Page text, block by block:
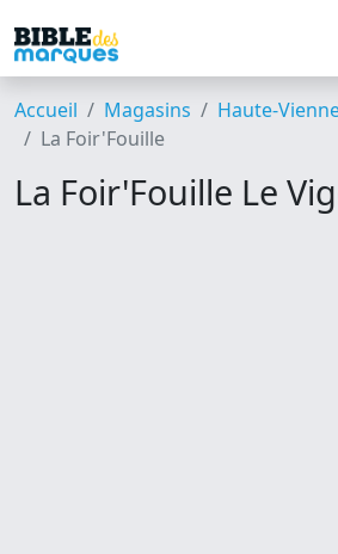
Accueil Magasins Haute-
La Foir'Fouille
La Foir'Fouille Le